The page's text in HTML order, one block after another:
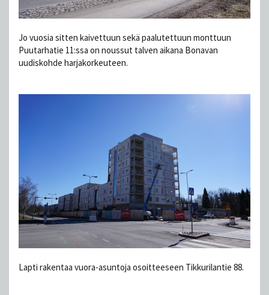
Jo vuosia sitten kaivettuun sekä paalutettuun monttuun
Puutarhatie 11:ssa on noussut talven aikana Bonavan
uudiskohde harjakorkeuteen.
Lapti rakentaa vuora-asuntoja osoitteeseen Tikkurilantie 88.